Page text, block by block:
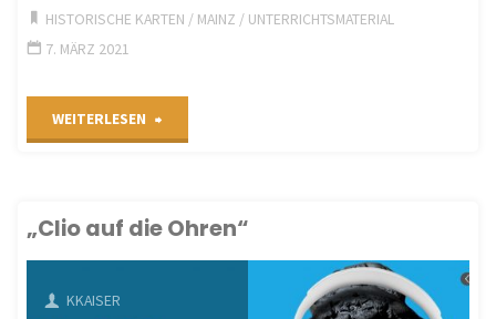
HISTORISCHE KARTEN / MAINZ / UNTERRICHTSMATERIAL
7. MÄRZ 2021
WEITERLESEN
historischen
„Clio auf die Ohren“
KKAISER